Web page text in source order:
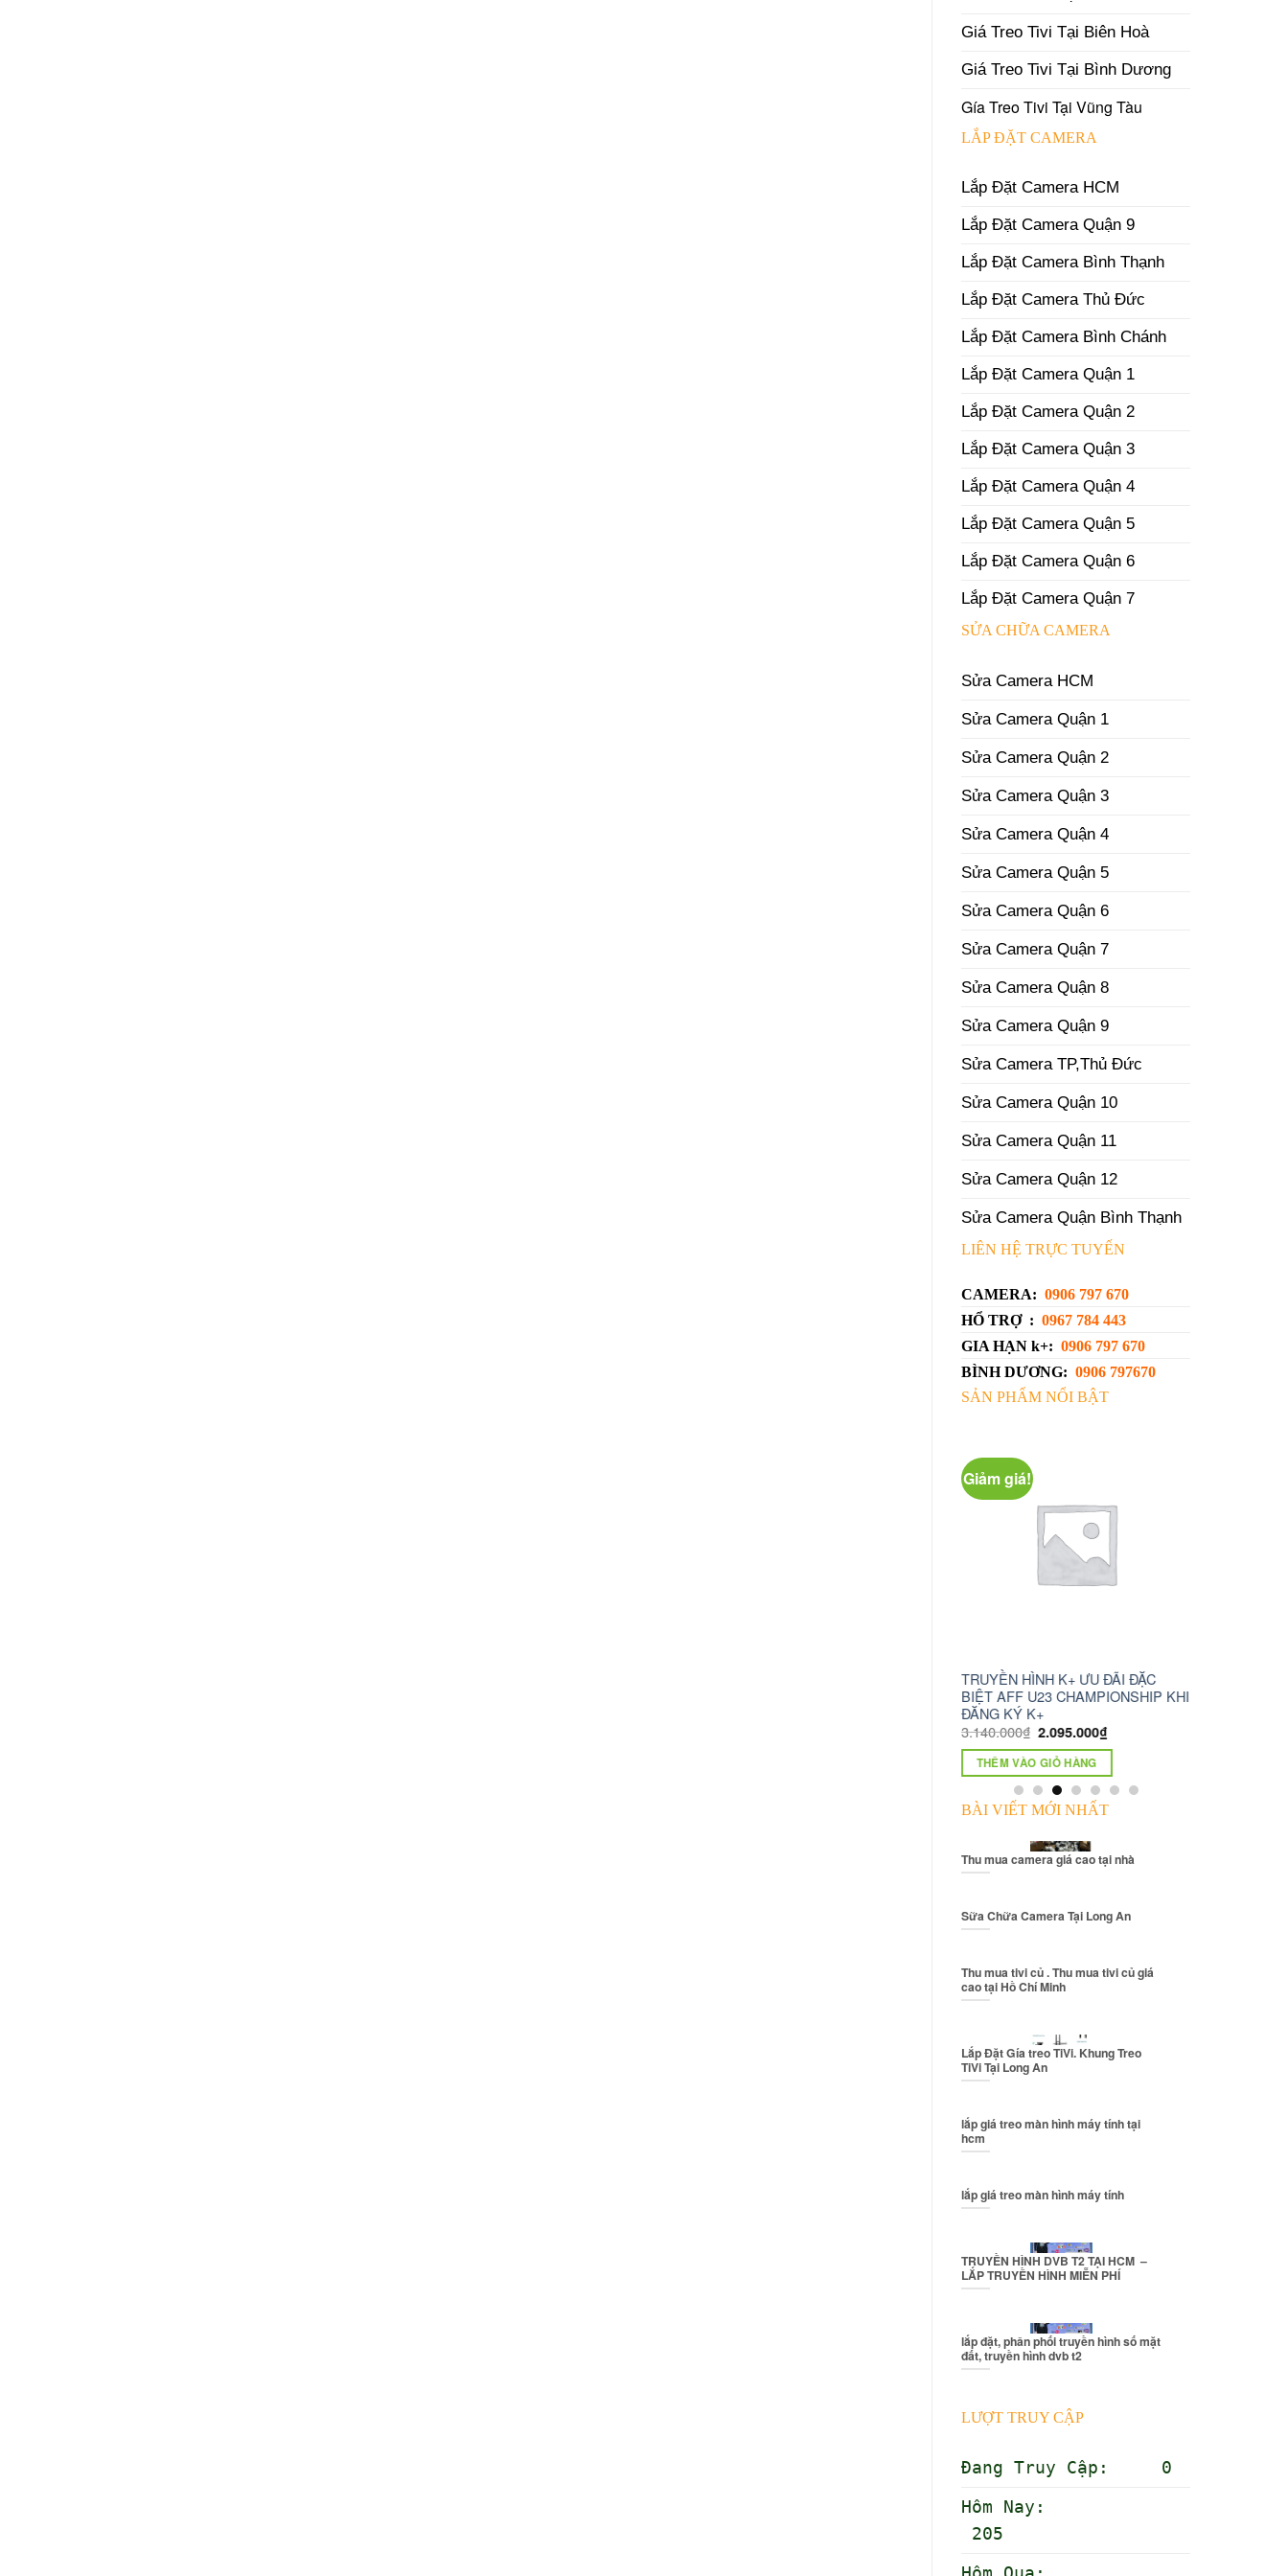
Giá Treo Tivi Tại Biên Hoà
Giá Treo Tivi Tại Bình Dương
Gía Treo Tivi Tại Vũng Tàu
LẮP ĐẶT CAMERA
Lắp Đặt Camera HCM
Lắp Đặt Camera Quận 9
Lắp Đặt Camera Bình Thạnh
Lắp Đặt Camera Thủ Đức
Lắp Đặt Camera Bình Chánh
Lắp Đặt Camera Quận 1
Lắp Đặt Camera Quận 2
Lắp Đặt Camera Quận 3
Lắp Đặt Camera Quận 4
Lắp Đặt Camera Quận 5
Lắp Đặt Camera Quận 6
Lắp Đặt Camera Quận 7
SỬA CHỮA CAMERA
Sửa Camera HCM
Sửa Camera Quận 1
Sửa Camera Quận 2
Sửa Camera Quận 3
Sửa Camera Quận 4
Sửa Camera Quận 5
Sửa Camera Quận 6
Sửa Camera Quận 7
Sửa Camera Quận 8
Sửa Camera Quận 9
Sửa Camera TP,Thủ Đức
Sửa Camera Quận 10
Sửa Camera Quận 11
Sửa Camera Quận 12
Sửa Camera Quận Bình Thạnh
LIÊN HỆ TRỰC TUYẾN
CAMERA: 0906 797 670
HỔ TRỢ : 0967 784 443
GIA HẠN k+: 0906 797 670
BÌNH DƯƠNG: 0906 797670
SẢN PHẨM NỔI BẬT
TRUYỀN HÌNH K+ ƯU ĐÃI ĐẶC
BIỆT AFF U23 CHAMPIONSHIP KHI
Giảm giá!
camera wifi xoay 360 c6n
1.230.000₫ 750.000₫
THÊM VÀO GIỎ HÀNG
BÀI VIẾT MỚI NHẤT
Thu mua camera giá cao tại nhà
Sữa Chữa Camera Tại Long An
Thu mua tivi củ . Thu mua tivi củ giá
cao tại Hồ Chí Minh
Lắp Đặt Gía treo TiVi. Khung Treo
TiVi Tại Long An
lắp giá treo màn hình máy tính tại
hcm
lắp giá treo màn hình máy tính
TRUYỀN HÌNH DVB T2 TẠI HCM –
LẮP TRUYỀN HÌNH MIỄN PHÍ
lắp đặt, phân phối truyền hình số mặt
đất, truyền hình dvb t2
LƯỢT TRUY CẬP
Đang Truy Cập: 0
Hôm Nay:
205